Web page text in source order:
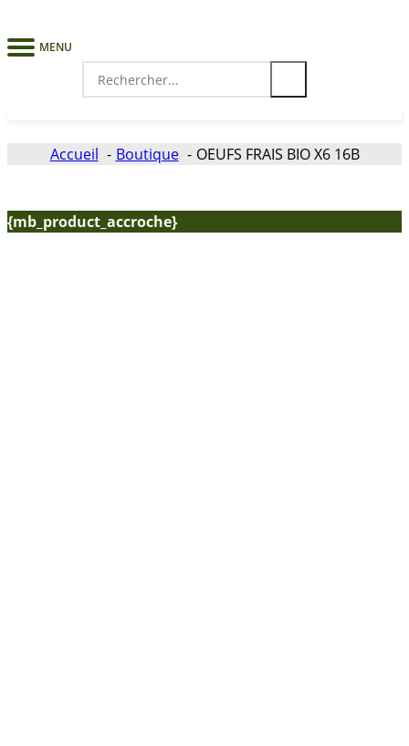
MENU
Search
for:
Accueil Boutique OEUFS FRAIS BIO X6 16B
{mb_product_accroche}